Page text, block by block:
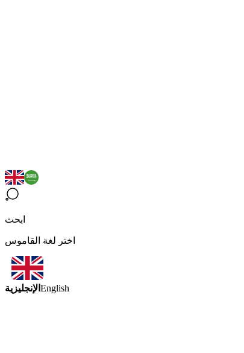
ابحث
اختر لغة القاموس
الإنجليزية English